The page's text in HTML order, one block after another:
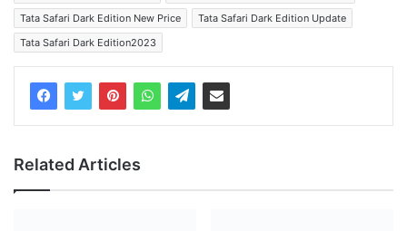
Tata Safari Dark Edition New Price
Tata Safari Dark Edition Update
Tata Safari Dark Edition2023
Related Articles